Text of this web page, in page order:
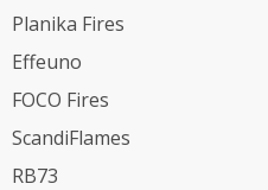
Planika Fires
Effeuno
FOCO Fires
ScandiFlames
RB73